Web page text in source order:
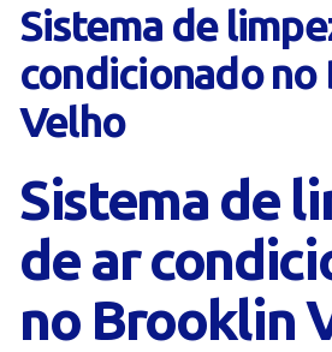
Sistema de
condicionado
Velho
Sistema de
de ar
no Brooklin